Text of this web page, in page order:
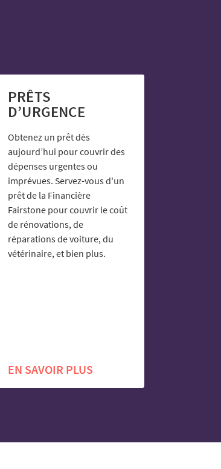
PRÊTS
D’URGENCE
Obtenez un prêt dès
aujourd’hui pour couvrir des
dépenses urgentes ou
imprévues. Servez-vous d'un
prêt de la Financière
Fairstone pour couvrir le coût
de rénovations, de
réparations de voiture, du
vétérinaire, et bien plus.
EN SAVOIR PLUS